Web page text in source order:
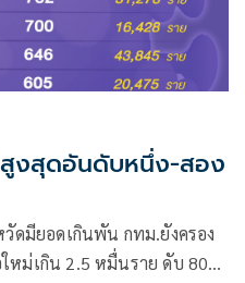
งสุดอันดับหนึ่ง-สอง
ดมียอดเกินพัน กทม.ยังครอง
หม่เกิน 2.5 หมื่นราย ดับ 80